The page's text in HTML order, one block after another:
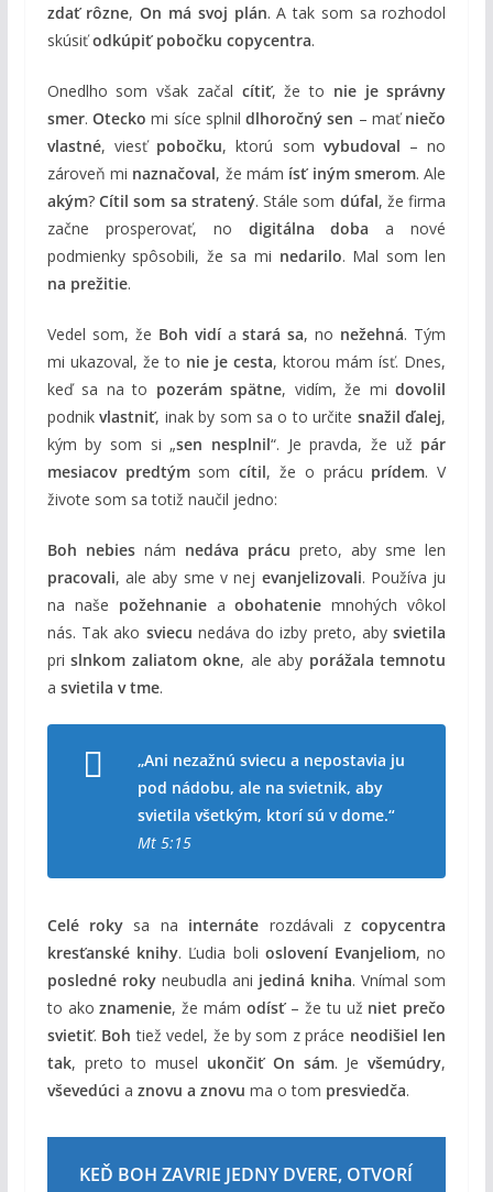
zdať rôzne,On má svoj plán. A tak som sa rozhodol
skúsiťodkúpiť pobočku copycentra.
Onedlho som však začal cítiť, že to nie je správny
smer.Otecko mi síce splnildlhoročný sen – maťniečo
vlastné, viesť pobočku, ktorú som vybudoval – no
zároveň mi naznačoval, že mám ísť iným smerom. Ale
akým?Cítil som sa stratený. Stále som dúfal, že firma
začne prosperovať, no digitálna doba a nové
podmienky spôsobili, že sa mi nedarilo. Mal som len
na prežitie.
Vedel som, že Boh vidíastará sa, no nežehná. Tým
mi ukazoval, že to nie je cesta, ktorou mám ísť. Dnes,
keď sa na to pozerám spätne, vidím, že midovolil
podnikvlastniť, inak by som sa o to určite snažil ďalej,
kým by som si „sen nesplnil“. Je pravda, že už pár
mesiacov predtýmsomcítil, že o prácu prídem. V
živote som sa totiž naučil jedno:
Boh nebiesnám nedáva prácu preto, aby sme len
pracovali, ale aby sme v nej evanjelizovali. Používa ju
na naše požehnanieaobohatenie mnohých vôkol
nás. Tak ako sviecu nedáva do izby preto, abysvietila
prislnkom zaliatom okne, ale aby porážala temnotu
a svietila v tme.
„Ani nezažnú sviecu a nepostavia ju
pod nádobu, ale na svietnik, aby
svietila všetkým, ktorí sú v dome.“
Mt 5:15
Celé roky sa na internáte rozdávali zcopycentra
kresťanské knihy. Ľudia boli oslovení Evanjeliom, no
posledné rokyneubudla ani jediná kniha. Vnímal som
to akoznamenie, že mámodísť– že tu už niet prečo
svietiť. Boh tiež vedel, že by som z práce neodišiel len
tak, preto to musel ukončiť On sám. Jevšemúdry,
vševedúci a znovu a znovu ma o tom presviedča.
KEĎ BOH ZAVRIE JEDNY DVERE, OTVORÍ